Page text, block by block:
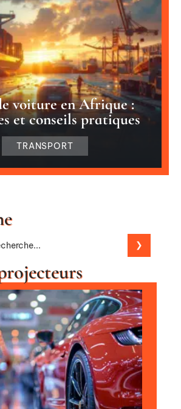
voiture en Afrique :
et conseils pratiques
TRANSPORT